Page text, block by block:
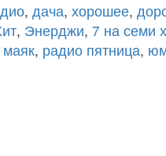
, дача, хорошее,
, Энерджи, 7 на семи
маяк, радио пятница,